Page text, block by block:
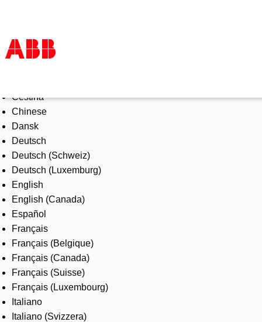
Products & Solutions
Industries
Services
About us
Where to buy
Contact us
Careers
Čeština
Chinese
Dansk
Deutsch
Deutsch (Schweiz)
Deutsch (Luxemburg)
English
English (Canada)
Español
Français
Français (Belgique)
Français (Canada)
Français (Suisse)
Français (Luxembourg)
Italiano
Italiano (Svizzera)